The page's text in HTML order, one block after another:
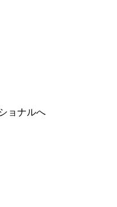
ョナルへ